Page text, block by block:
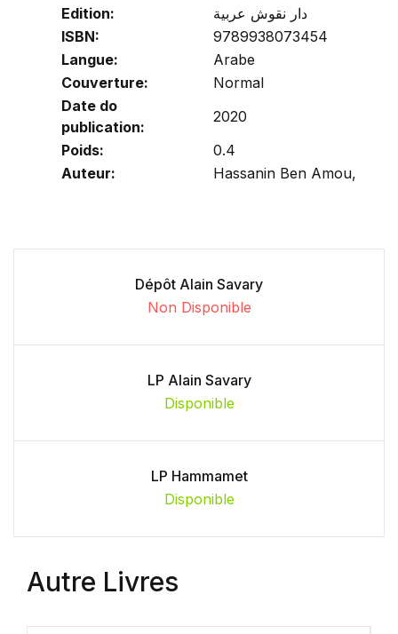
Edition:
دار نقوش عربية
ISBN:
9789938073454
Langue:
Arabe
Couverture:
Normal
Date do
publication:
2020
Poids:
0.4
Auteur:
Hassanin Ben Amou,
Dépôt Alain Savary
Non Disponible
LP Alain Savary
Disponible
LP Hammamet
Disponible
Autre Livres